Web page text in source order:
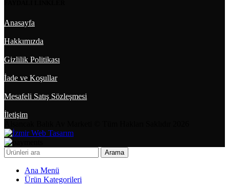
Anasayfa
Hakkımızda
Gizlilik Politikası
İade ve Koşullar
Mesafeli Satış Sözleşmesi
İletişim
Arama
Ana Menü
Ürün Kategorileri